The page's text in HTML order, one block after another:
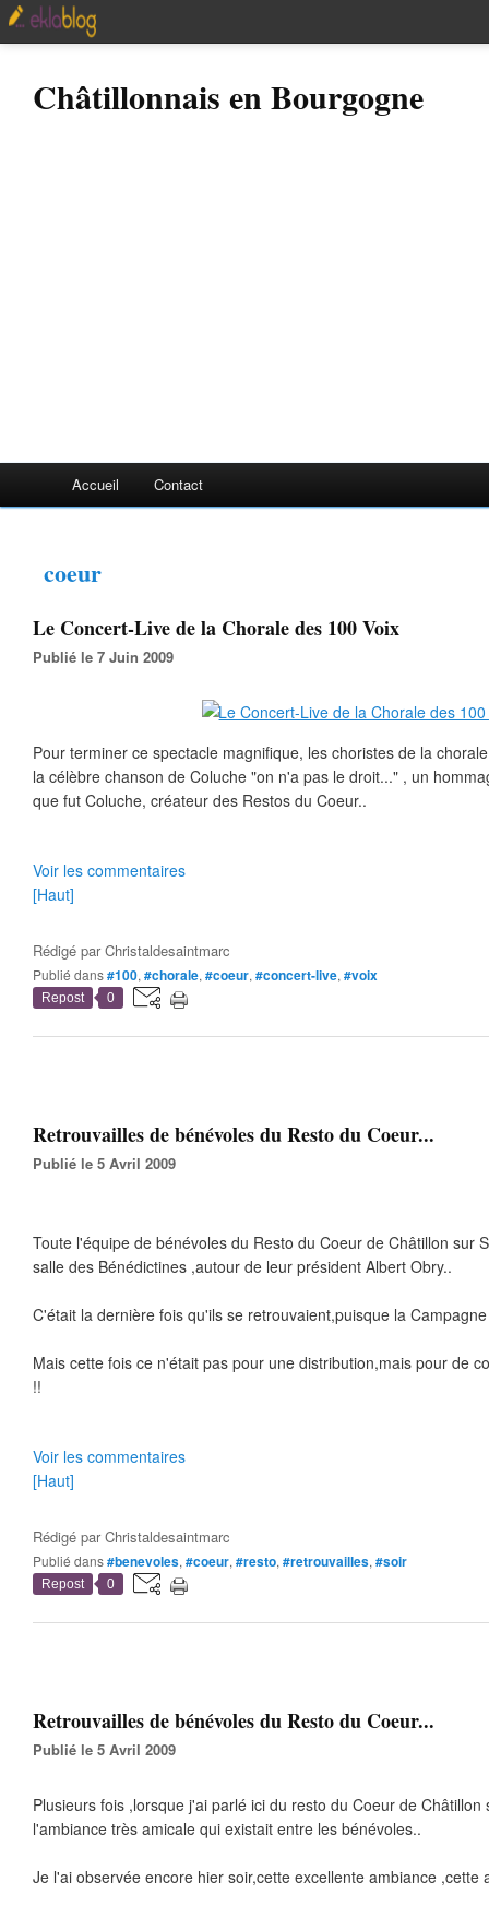
Châtillonnais en Bourgogne
Accueil Contact
coeur
Le Concert-Live de la Chorale des 100 Voix
Publié le 7 Juin 2009
Pour terminer ce spectacle magnifique, les choristes de la
la célèbre chanson de Coluche "on n'a pas le droit..." , un
que fut Coluche, créateur des Restos du Coeur..
Voir les commentaires
[Haut]
Rédigé parChristaldesaintmarc
Publié dans#100, #chorale, #coeur, #concert-live, #voix
Repost 0
Retrouvailles de bénévoles du Resto du Coeur...
Publié le 5 Avril 2009
Toute l'équipe de bénévoles du Resto du Coeur de Châtillon sur
salle des Bénédictines ,autour de leur président Albert Obry..
C'était la dernière fois qu'ils se retrouvaient,puisque la
Mais cette fois ce n'était pas pour une distribution,mais pour de
!!
Voir les commentaires
[Haut]
Rédigé parChristaldesaintmarc
Publié dans#benevoles, #coeur, #resto, #retrouvailles, #soir
Repost 0
Retrouvailles de bénévoles du Resto du Coeur...
Publié le 5 Avril 2009
Plusieurs fois ,lorsque j'ai parlé ici du resto du Coeur de Châtillon
l'ambiance très amicale qui existait entre les bénévoles..
Je l'ai observée encore hier soir,cette excellente ambiance ,cette